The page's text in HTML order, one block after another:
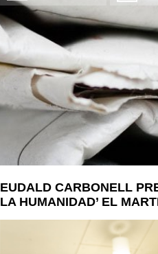
EUDALD CARBONELL
LA HUMANIDAD’ EL